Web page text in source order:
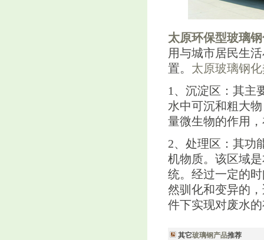
太原环保型玻璃
用与城市居民生
置。 太原玻璃钢
1、沉淀区：其主
水中可沉和粗大
量微生物的作用
2、处理区：其功
机物质。该区域
统。经过一定的
然驯化和变异的
件下实现对废水
其它玻璃钢产品推荐